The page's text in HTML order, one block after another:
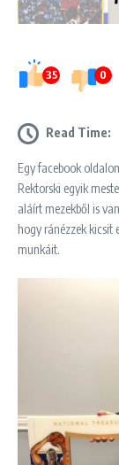
35 0
Read Time:
Egy facebook
Rektorski egyik
aláírt mezekből is
hogy ránézzek kicsit
munkáit.